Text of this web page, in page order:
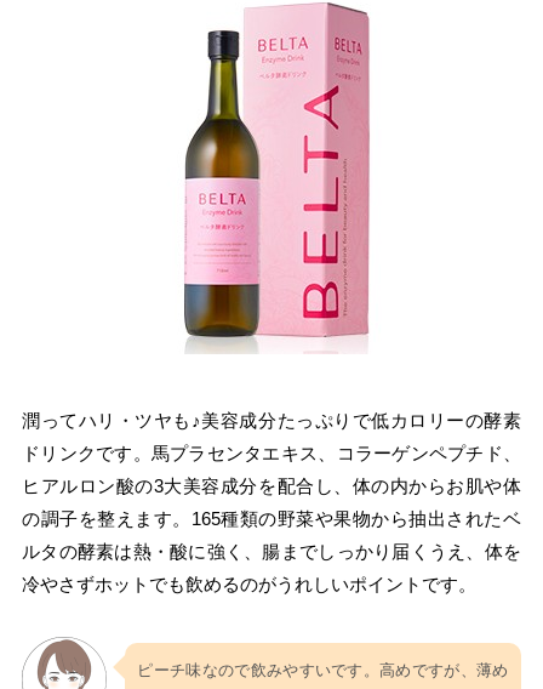
潤ってハリ・ツヤも♪美容成分たっぷりで低カロリーの酵素
ドリンクです。馬プラセンタエキス、コラーゲンペプチド、
ヒアルロン酸の3大美容成分を配合し、体の内からお肌や体
の調子を整えます。165種類の野菜や果物から抽出されたベ
ルタの酵素は熱・酸に強く、腸までしっかり届くうえ、体を
冷やさずホットでも飲めるのがうれしいポイントです。
ピーチ味なので飲みやすいです。高めですが、薄め